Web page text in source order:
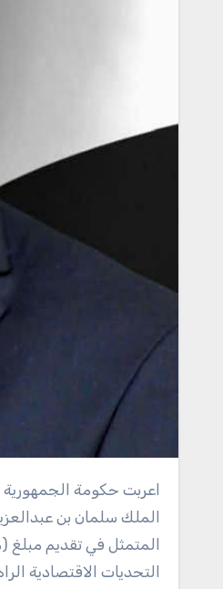
اعربت حكومة الجمهورية اليمنية عن بالغ شكرها وتقديرها للمملكة العربية السعودية الشقيقة، بقيادة خادم الحرمين الشريفين
الملك سلمان بن
المتمثل في تقديم مبلغ
التحديات الاقتصادية